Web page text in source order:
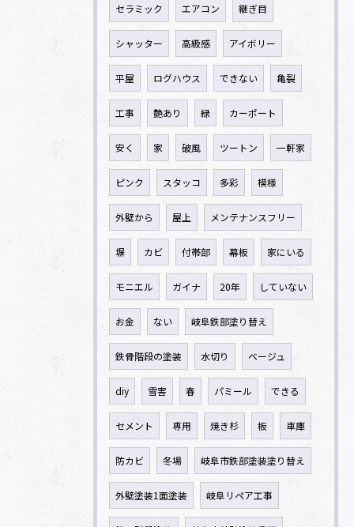
セラミック エアコン 継ぎ目
シャッター 高級感 アイボリー
平屋 ログハウス できない 亀裂
工事 艶あり 緑 カーポート
安く 家 破風 ツートン 一軒家
ピンク スタッコ 多彩 模様
外壁から 屋上 メンテナンスフリー
塀 カビ 付帯部 幕板 家にいる
モニエル ガイナ 20年 していない
お金 ない 岐阜鉄部塗り替え
鉄骨階段の塗装 水切り ベージュ
diy 雪害 春 パミール できる
セメント 専用 焼き杉 板 車庫
防カビ 冬場 岐阜市鉄部塗装塗り替え
外壁塗装1面塗装 岐阜リペア工事